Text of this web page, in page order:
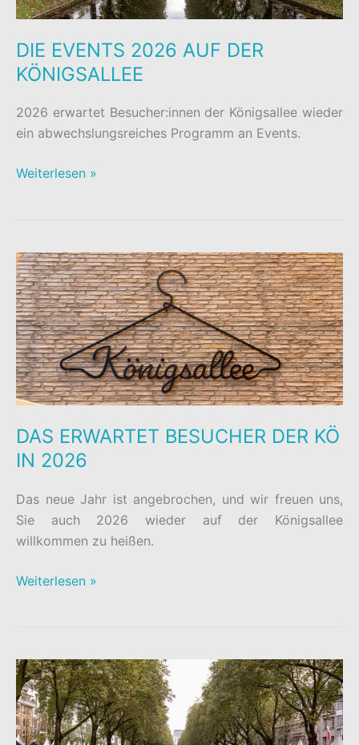
DIE EVENTS 2026 AUF DER
KÖNIGSALLEE
2026 erwartet Besucher:innen der Königsallee wieder
ein abwechslungsreiches Programm an Events.
DIE
DER
KÖNIGSALLEE
Weiterlesen »
DAS ERWARTET BESUCHER DER KÖ
IN 2026
Das neue Jahr ist angebrochen, und wir freuen uns,
Sie auch 2026 wieder auf der Königsallee
willkommen zu heißen.
DAS
KÖ
IN
2026
Weiterlesen »